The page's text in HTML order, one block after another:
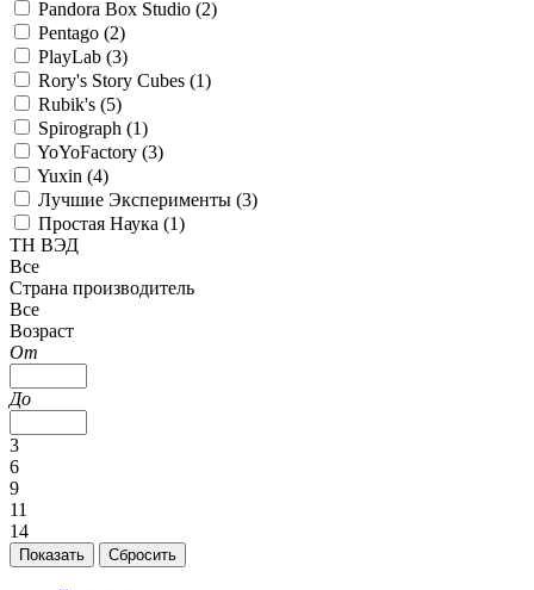
Pandora Box Studio (2)
Pentago (2)
PlayLab (3)
Rory's Story Cubes (1)
Rubik's (5)
Spirograph (1)
YoYoFactory (3)
Yuxin (4)
Лучшие Эксперименты (3)
Простая Наука (1)
ТН ВЭД
Все
Страна производитель
Все
Возраст
От
До
3
6
9
11
14